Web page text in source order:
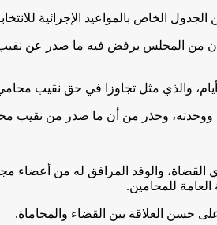
بيان من المجلس يرفض فيه ما صدر عن
والذي مثل تجاوزا في حق نقيب
وحذر من أن ما صدر من نقيب
والوفد المرافق له من أعضاء مجلس
للمحامين.
حسن العلاقة بين القضاء والمحاماة.